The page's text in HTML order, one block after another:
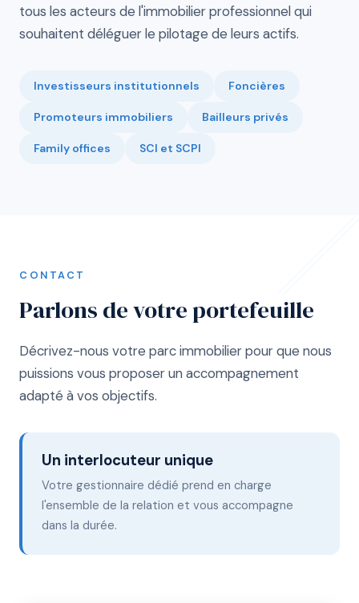
tous les acteurs de l'immobilier professionnel qui
souhaitent déléguer le pilotage de leurs actifs.
Investisseurs institutionnels Foncières
Promoteurs immobiliers Bailleurs privés
Family offices SCI et SCPI
CONTACT
Parlons de votre portefeuille
Décrivez-nous votre parc immobilier pour que nous
puissions vous proposer un accompagnement
adapté à vos objectifs.
Un interlocuteur unique
Votre gestionnaire dédié prend en charge
l'ensemble de la relation et vous accompagne
dans la durée.